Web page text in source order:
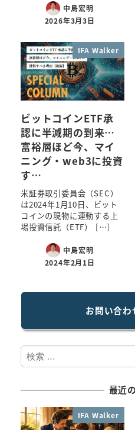
中島宏明
2026年3月3日
IFA Walker
ビットコインETF承
認に半減期の到来…
富裕層ほど今、マイ
ニング・web3に投資
す…
米証券取引委員会（SEC）
は2024年1月10日、ビット
コインの現物に連動する上
場投資信託（ETF） […]
中島宏明
2024年2月1日
お問い合わ
検
索
最近
IFA Walker